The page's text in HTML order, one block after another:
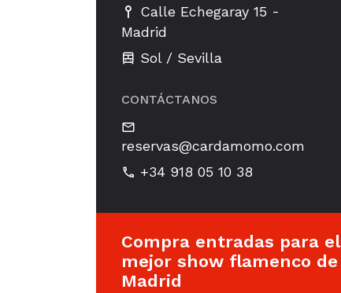
Calle Echegaray 15 -
Madrid
Sol / Sevilla
CONTÁCTANOS
reservas@cardamomo.com
+34 918 05 10 38
Compra entradas para el
mejor show flamenco de
Madrid